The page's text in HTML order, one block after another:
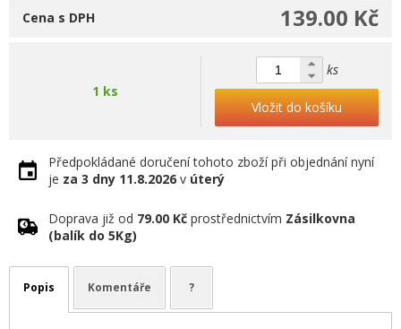
139.00 Kč
Cena s DPH
1 ks
ks
Vložit do košíku
Předpokládané doručení tohoto zboží při objednání nyní
je za 3 dny 11.8.2026 v úterý
Doprava již od 79.00 Kč prostřednictvím Zásilkovna
(balík do 5Kg)
Popis Komentáře ?